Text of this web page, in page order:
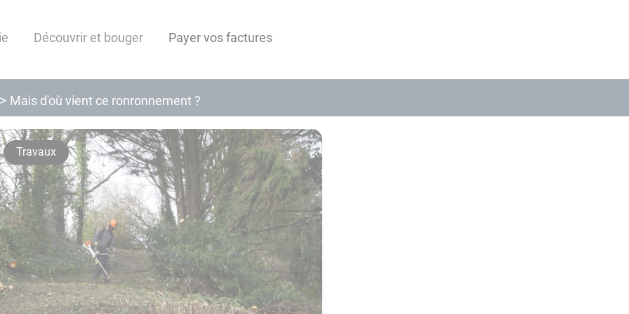
Découvrir et bouger Payer vos factures
Mais d'où vient ce ronronnement ?
Travaux